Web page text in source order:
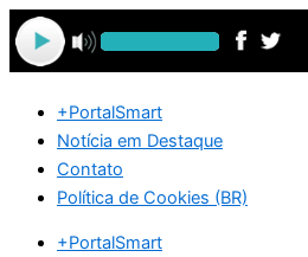
Ir
para
o
+PortalSmart
Notícia em Destaque
Contato
Política de Cookies (BR)
+PortalSmart